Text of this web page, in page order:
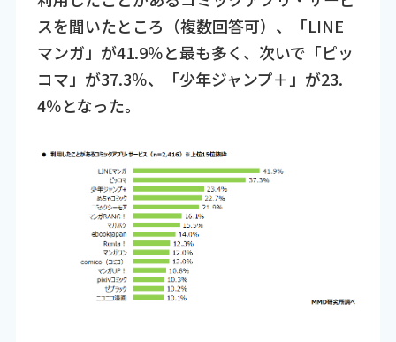
スを聞いたところ（複数回答可）、「LINE
マンガ」が41.9％と最も多く、次いで「ピッ
コマ」が37.3％、「少年ジャンプ＋」が23.
4％となった。